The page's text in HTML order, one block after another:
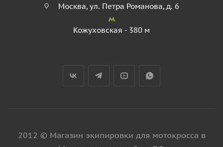
Москва, ул. Петра Романова, д. 6
Кожуховская - 380 м
2012 © Магазин экипировки для мотокросса в